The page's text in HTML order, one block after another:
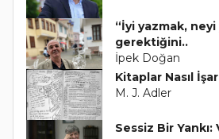
“İyi yazmak,
gerektiğini..
İpek Doğan
Kitaplar Nasıl
M. J. Adler
Sessiz Bir